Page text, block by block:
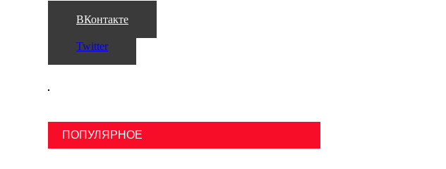
ВКонтакте
Twitter
ПОПУЛЯРНОЕ